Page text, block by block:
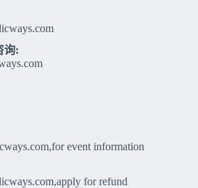
询:
event information
for refund